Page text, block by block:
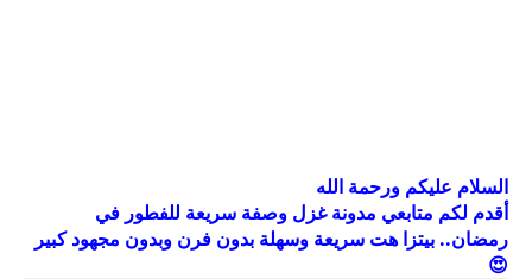
السلام عليكم ورحمة الله
أقدم لكم متابعي مدونة غزل وصفة سريعة للفطور في
رمضان.. بيتزا هت سريعة وسهلة بدون فرن وبدون مجهود كبير
😍